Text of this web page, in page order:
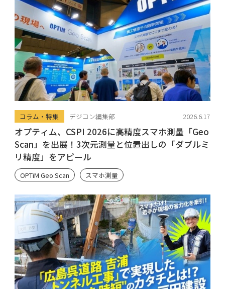
コラム・特集 デジコン編集部 2026.6.17
オプティム、CSPI 2026に高精度スマホ測量「Geo
Scan」を出展！3次元測量と位置出しの「ダブルミ
リ精度」をアピール
OPTiM Geo Scan スマホ測量